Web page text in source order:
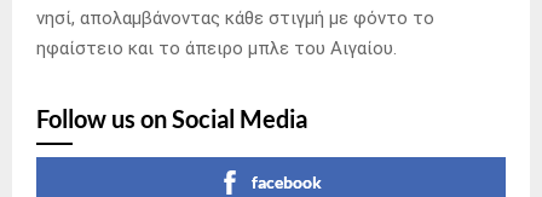
νησί, απολαμβάνοντας κάθε στιγμή με φόντο το
ηφαίστειο και το άπειρο μπλε του Αιγαίου.
Follow us on Social Media
facebook